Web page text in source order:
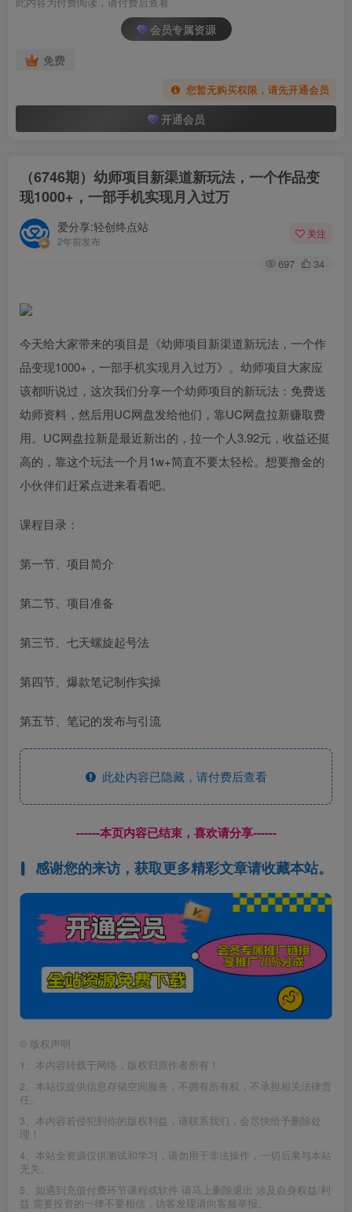
会员专属资源
免费
您暂无购买权限，请先开通会员
开通会员
（6746期）幼师项目新渠道新玩法，一个作品变
现1000+，一部手机实现月入过万
爱分享:轻创终点站
2年前发布
关注
697 34
今天给大家带来的项目是《幼师项目新渠道新玩法，一个作
品变现1000+，一部手机实现月入过万》。幼师项目大家应
该都听说过，这次我们分享一个幼师项目的新玩法：免费送
幼师资料，然后用UC网盘发给他们，靠UC网盘拉新赚取费
用。UC网盘拉新是最近新出的，拉一个人3.92元，收益还挺
高的，靠这个玩法一个月1w+简直不要太轻松。想要撸金的
小伙伴们赶紧点进来看看吧。
课程目录：
第一节、项目简介
第二节、项目准备
第三节、七天螺旋起号法
第四节、爆款笔记制作实操
第五节、笔记的发布与引流
此处内容已隐藏，请付费后查看
------本页内容已结束，喜欢请分享------
感谢您的来访，获取更多精彩文章请收藏本站。
© 版权声明
1、本内容转载于网络，版权归原作者所有！
2、本站仅提供信息存储空间服务，不拥有所有权，不承担相关法律责
任。
3、本内容若侵犯到你的版权利益，请联系我们，会尽快给予删除处
理！
4、本站全资源仅供测试和学习，请勿用于非法操作，一切后果与本站
无关。
5、如遇到充值付费环节课程或软件 请马上删除退出 涉及自身权益/利
益 需要投资的一律不要相信，访客发现请向客服举报。